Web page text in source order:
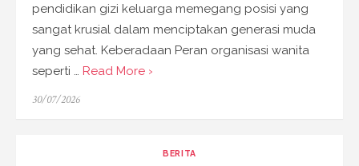
pendidikan gizi keluarga memegang posisi yang
sangat krusial dalam menciptakan generasi muda
yang sehat. Keberadaan Peran organisasi wanita
seperti … Read More ›
Posted
30/07/2026
BERITA